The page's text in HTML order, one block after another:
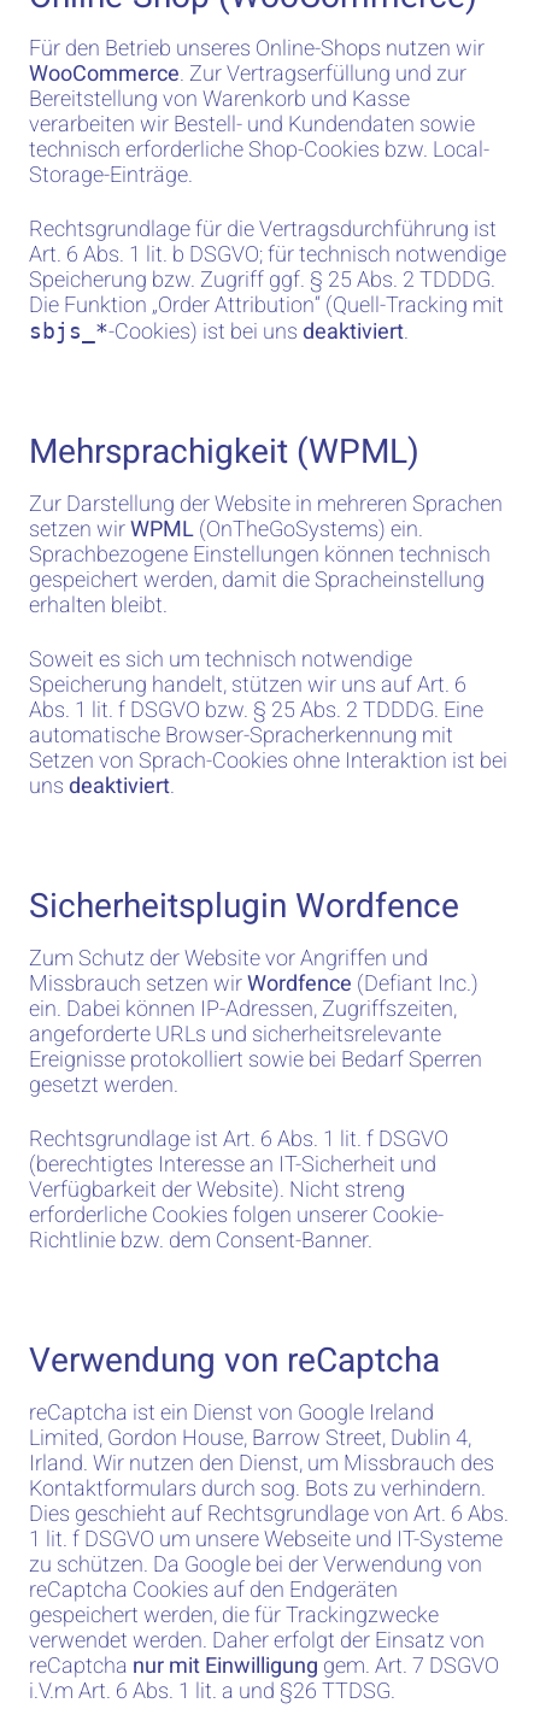
Für den Betrieb unseres Online-Shops nutzen wir
WooCommerce. Zur Vertragserfüllung und zur
Bereitstellung von Warenkorb und Kasse
verarbeiten wir Bestell- und Kundendaten sowie
technisch erforderliche Shop-Cookies bzw. Local-
Storage-Einträge.
Rechtsgrundlage für die Vertragsdurchführung ist
Art. 6 Abs. 1 lit. b DSGVO; für technisch notwendige
Speicherung bzw. Zugriff ggf. § 25 Abs. 2 TDDDG.
Die Funktion „Order Attribution“ (Quell-Tracking mit
sbjs_*-Cookies) ist bei unsdeaktiviert.
Mehrsprachigkeit (WPML)
Zur Darstellung der Website in mehreren Sprachen
setzen wirWPML(OnTheGoSystems) ein.
Sprachbezogene Einstellungen können technisch
gespeichert werden, damit die Spracheinstellung
erhalten bleibt.
Soweit es sich um technisch notwendige
Speicherung handelt, stützen wir uns auf Art. 6
Abs. 1 lit. f DSGVO bzw. § 25 Abs. 2 TDDDG. Eine
automatische Browser-Spracherkennung mit
Setzen von Sprach-Cookies ohne Interaktion ist bei
unsdeaktiviert.
Sicherheitsplugin Wordfence
Zum Schutz der Website vor Angriffen und
Missbrauch setzen wirWordfence (Defiant Inc.)
ein. Dabei können IP-Adressen, Zugriffszeiten,
angeforderte URLs und sicherheitsrelevante
Ereignisse protokolliert sowie bei Bedarf Sperren
gesetzt werden.
Rechtsgrundlage ist Art. 6 Abs. 1 lit. f DSGVO
(berechtigtes Interesse an IT-Sicherheit und
Verfügbarkeit der Website). Nicht streng
erforderliche Cookies folgen unserer Cookie-
Richtlinie bzw. dem Consent-Banner.
Verwendung von reCaptcha
reCaptcha ist ein Dienst von Google Ireland
Limited, Gordon House, Barrow Street, Dublin 4,
Irland. Wir nutzen den Dienst, um Missbrauch des
Kontaktformulars durch sog. Bots zu verhindern.
Dies geschieht auf Rechtsgrundlage von Art. 6 Abs.
1 lit. f DSGVO um unsere Webseite und IT-Systeme
zu schützen. Da Google bei der Verwendung von
reCaptcha Cookies auf den Endgeräten
gespeichert werden, die für Trackingzwecke
verwendet werden. Daher erfolgt der Einsatz von
reCaptcha nur mit Einwilligung gem. Art. 7 DSGVO
i.V.m Art. 6 Abs. 1 lit. a und §26 TTDSG.